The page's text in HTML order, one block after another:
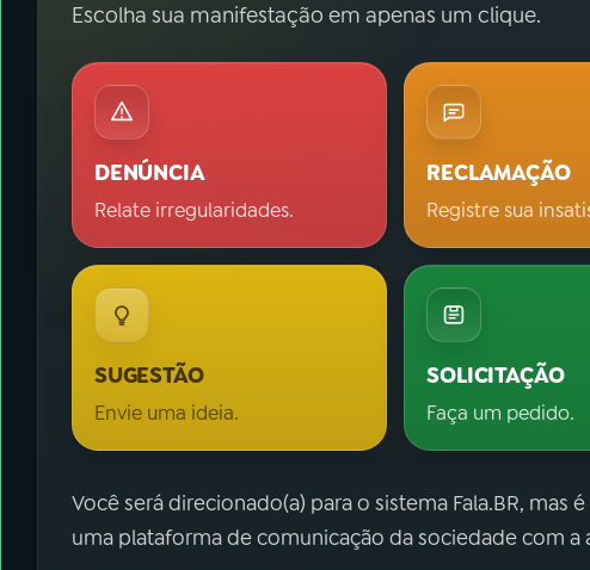
Escolha sua manifestação em apenas um clique.
DENÚNCIA
Relate irregularidades.
RECLAMAÇÃO
Registre sua
SUGESTÃO
Envie uma ideia.
SOLICITAÇÃO
Faça um pedido.
Você será direcionado(a) para o sistema Fala.BR, mas
uma plataforma de comunicação da sociedade com